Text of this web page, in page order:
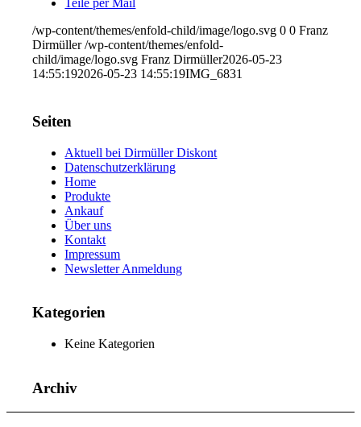
Teile per Mail
/wp-content/themes/enfold-child/image/logo.svg 0 0 Franz
Dirmüller /wp-content/themes/enfold-
child/image/logo.svg Franz Dirmüller2026-05-23
14:55:192026-05-23 14:55:19IMG_6831
Seiten
Aktuell bei Dirmüller Diskont
Datenschutzerklärung
Home
Produkte
Ankauf
Über uns
Kontakt
Impressum
Newsletter Anmeldung
Kategorien
Keine Kategorien
Archiv